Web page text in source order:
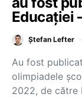
Educației
Ștefan Lefter
Au fost
olimpiadele
2022, de către